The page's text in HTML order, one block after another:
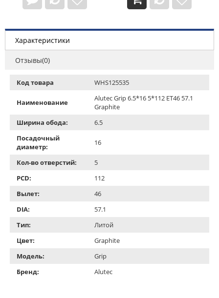
Характеристики
Отзывы(0)
Код товара WHS125535
Наименование
Alutec Grip 6.5*16 5*112 ET46 57.1
Graphite
Ширина обода:
6.5
Посадочный
диаметр:
16
Кол-во отверстий:
5
PCD:
112
Вылет:
46
DIA:
57.1
Тип:
Литой
Цвет:
Graphite
Модель:
Grip
Бренд:
Alutec